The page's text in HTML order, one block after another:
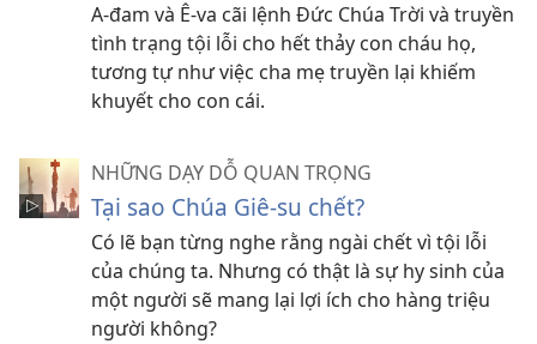
A-đam và Ê-va cãi lệnh Đức Chúa Trời và truyền
tình trạng tội lỗi cho hết thảy con cháu họ,
tương tự như việc cha mẹ truyền lại khiếm
khuyết cho con cái.
NHỮNG DẠY DỖ QUAN TRỌNG
Tại sao Chúa Giê-su chết?
Có lẽ bạn từng nghe rằng ngài chết vì tội lỗi
của chúng ta. Nhưng có thật là sự hy sinh của
một người sẽ mang lại lợi ích cho hàng triệu
người không?